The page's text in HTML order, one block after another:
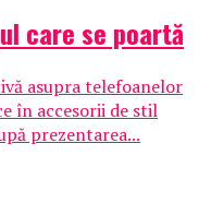
care se poartă
asupra telefoanelor
în accesorii de stil
prezentarea...